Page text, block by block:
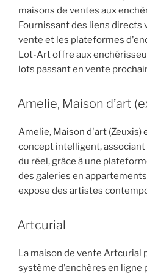
maisons de ventes aux
Fournissant des liens directs
vente et les plateformes
Lot-Art offre aux
lots passant en vente
Amelie, Maison d’art
Amelie, Maison d'art (Zeuxis)
concept intelligent,
du réel, grâce à une
des galeries en
expose des artistes
Artcurial
La maison de vente Artcurial
système d'enchères en